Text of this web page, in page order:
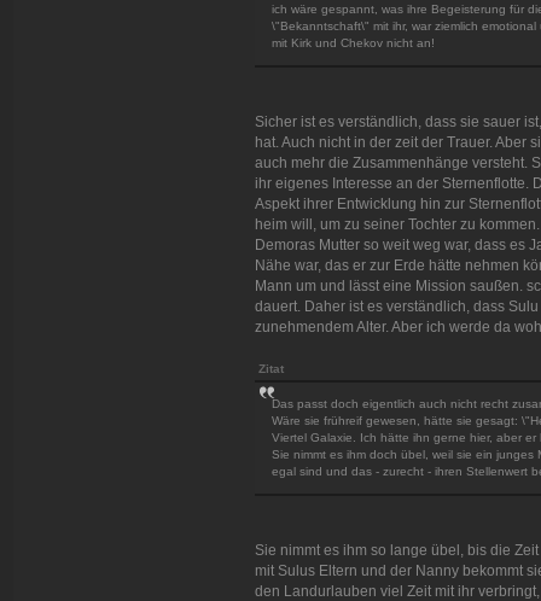
ich wäre gespannt, was ihre Begeisterung für
\"Bekanntschaft\" mit ihr, war ziemlich
mit Kirk und Chekov nicht an!
Sicher ist es verständlich, dass sie sauer
hat. Auch nicht in der zeit der Trauer. Aber
auch mehr die Zusammenhänge versteht.
ihr eigenes Interesse an der Sternenflotte.
Aspekt ihrer Entwicklung hin zur
heim will, um zu seiner Tochter zu
Demoras Mutter so weit weg war, dass es
Nähe war, das er zur Erde hätte nehmen
Mann um und lässt eine Mission saußen.
dauert. Daher ist es verständlich, dass
zunehmendem Alter. Aber ich werde da
Zitat
Das passt doch eigentlich auch nicht recht
Wäre sie frühreif gewesen, hätte sie gesagt:
Viertel Galaxie. Ich hätte ihn gerne hier, aber
Sie nimmt es ihm doch übel, weil sie ein
egal sind und das - zurecht - ihren Stellenwert
Sie nimmt es ihm so lange übel, bis die
mit Sulus Eltern und der Nanny bekommt
den Landurlauben viel Zeit mit ihr